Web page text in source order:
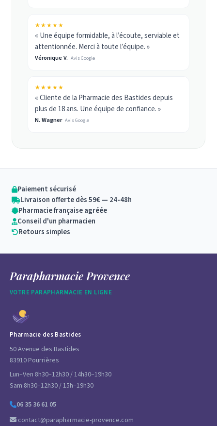
★★★★★
« Une équipe formidable, à l’écoute, serviable et
attentionnée. Merci à toute l’équipe. »
Véronique V. Avis Google
★★★★★
« Cliente de la Pharmacie des Bastides depuis
plus de 18 ans. Une équipe de confiance. »
N. Wagner Avis Google
Paiement sécurisé
Livraison offerte dès 59€ — 24-48h
Pharmacie française agréée
Conseil d'un pharmacien
Retours simples
Parapharmacie Provence
VOTRE PARAPHARMACIE EN LIGNE
Pharmacie des Bastides
50 Avenue des Bastides
83910 Pourrières
Lun–Ven 8h30–12h30 / 14h30–19h30
Sam 8h30–12h30 / 15h–19h30
06 35 36 61 05
contact@parapharmacie-provence.com